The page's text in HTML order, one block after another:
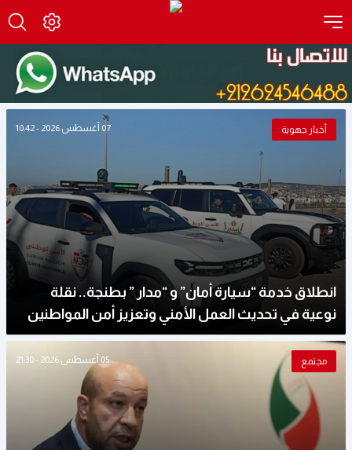
أخبار جهوية 07 أغسطس 2026 - 10:42
انطلاق خدمة “سيارة أمان” و “مدار ” بطنجة.. نقلة
نوعية في تحديث العمل الأمني وتعزيز أمن المواطنين
مجتمع 05 أغسطس 2026 - 21:30